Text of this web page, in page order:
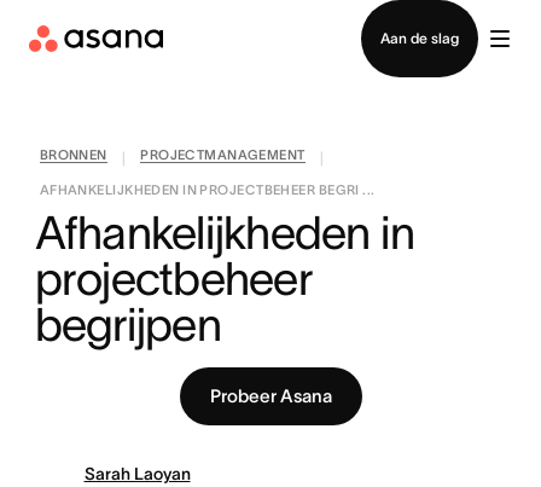
Aan de slag
Contact opnemen met verkoop
BRONNEN PROJECTMANAGEMENT
AFHANKELIJKHEDEN IN PROJECTBEHEER BEGRI ...
Afhankelijkheden in
projectbeheer
begrijpen
Probeer Asana
Sarah Laoyan